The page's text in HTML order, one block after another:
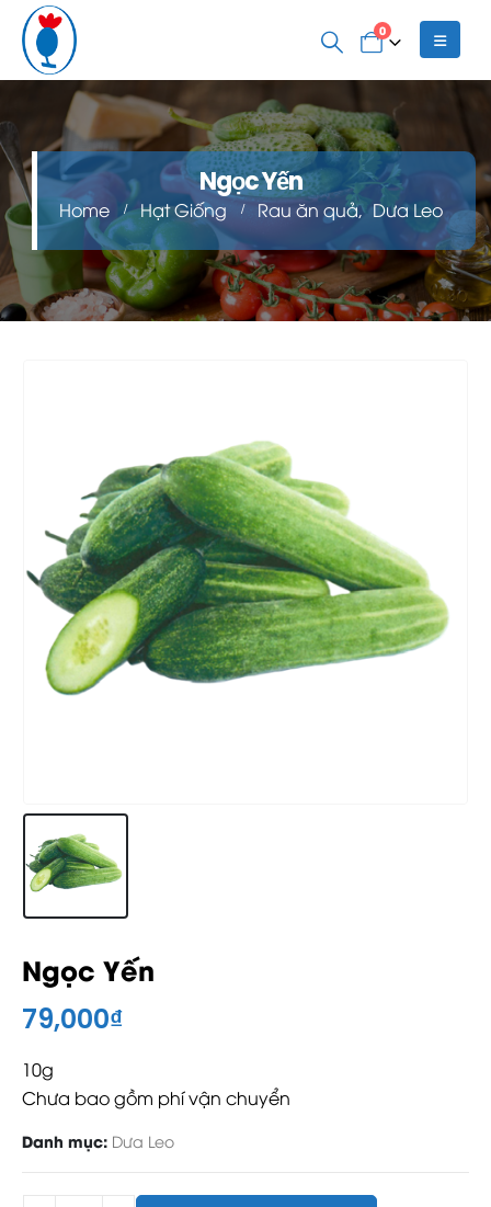
0
Ngọc Yến
Home Hạt Giống Rau ăn quả, Dưa Leo
Ngọc Yến
79,000₫
10g
Chưa bao gồm phí vận chuyển
Danh mục: Dưa Leo